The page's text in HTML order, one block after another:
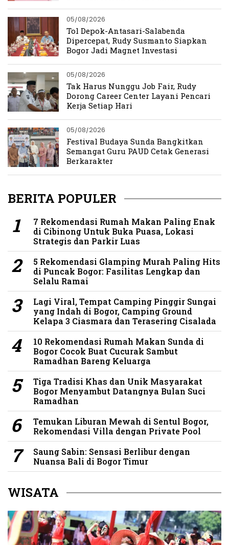
05/08/2026
Tol Depok-Antasari-Salabenda
Dipercepat, Rudy Susmanto Siapkan
Bogor Jadi Magnet Investasi
05/08/2026
Tak Harus Nunggu Job Fair, Rudy
Dorong Career Center Layani Pencari
Kerja Setiap Hari
05/08/2026
Festival Budaya Sunda Bangkitkan
Semangat Guru PAUD Cetak Generasi
Berkarakter
BERITA POPULER
7 Rekomendasi Rumah Makan Paling Enak
di Cibinong Untuk Buka Puasa, Lokasi
Strategis dan Parkir Luas
5 Rekomendasi Glamping Murah Paling Hits
di Puncak Bogor: Fasilitas Lengkap dan
Selalu Ramai
Lagi Viral, Tempat Camping Pinggir Sungai
yang Indah di Bogor, Camping Ground
Kelapa 3 Ciasmara dan Terasering Cisalada
10 Rekomendasi Rumah Makan Sunda di
Bogor Cocok Buat Cucurak Sambut
Ramadhan Bareng Keluarga
Tiga Tradisi Khas dan Unik Masyarakat
Bogor Menyambut Datangnya Bulan Suci
Ramadhan
Temukan Liburan Mewah di Sentul Bogor,
Rekomendasi Villa dengan Private Pool
Saung Sabin: Sensasi Berlibur dengan
Nuansa Bali di Bogor Timur
WISATA